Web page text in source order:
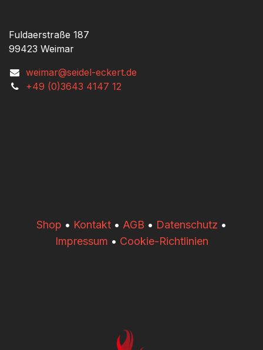
Fuldaerstraße 187
99423 Weimar
weimar@seidel-eckert.de
+49 (0)3643 4147 12
​​Shop • Kontakt • AGB • Datenschutz •
Impressum • Cookie-Richtlinien